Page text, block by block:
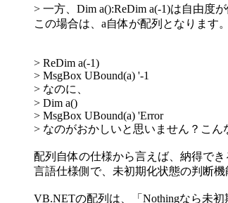
> 一方、Dim a():ReDim a(-1)は自由度
この場合は、a自体が配列となります。
> ReDim a(-1)
> MsgBox UBound(a) '-1
> なのに、
> Dim a()
> MsgBox UBound(a) 'Error
> なのがおかしいと思いません？こん
配列自体の仕様から言えば、納得でき
言語仕様側で、未初期化状態の判断機
VB.NETの配列は、「Nothingなら未初